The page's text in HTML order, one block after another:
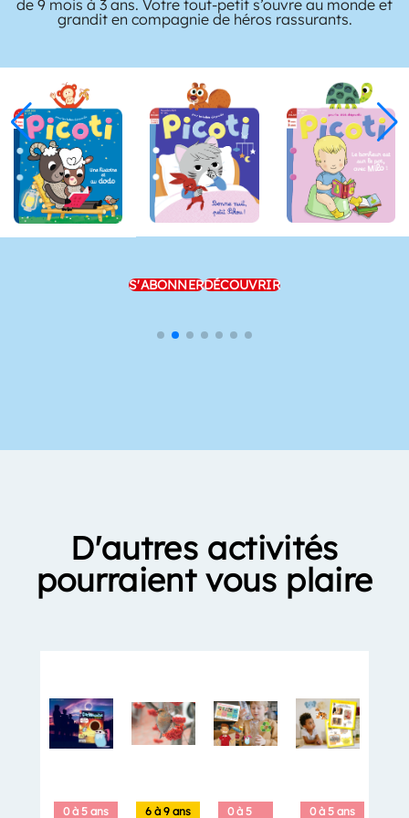
de 9 mois à 3 ans. Votre tout-petit s’ouvre au monde et
grandit en compagnie de héros rassurants.
S'ABONNERDÉCOUVRIR
D'autres activités
pourraient vous plaire
0 à 5 ans
6 à 9 ans
0 à 5
0 à 5 ans